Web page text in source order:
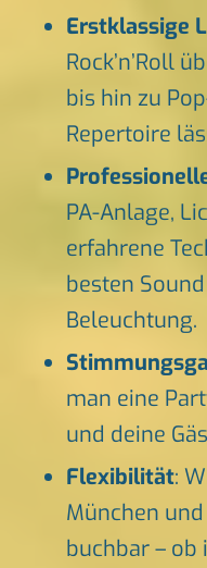
Erstklassige
Rock’n’Roll
bis hin zu
Repertoire
PA-Anlage,
erfahrene
besten
Beleuchtung.
man eine
und deine
Flexibilität:
München
buchbar – ob